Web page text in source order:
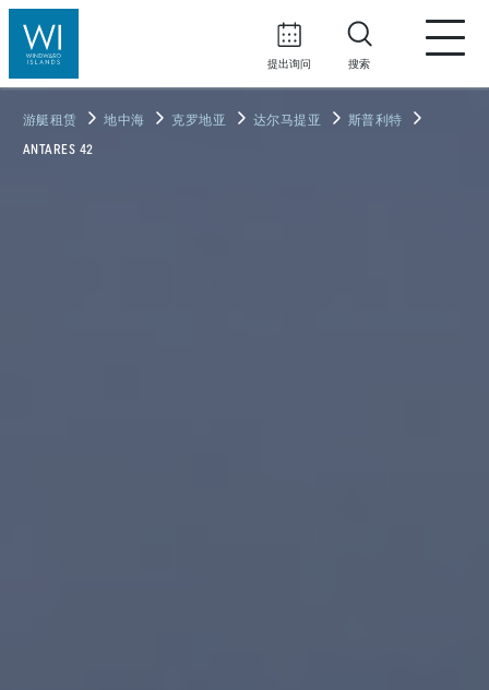
提出询问 搜索
游艇租赁 地中海 克罗地亚 达尔马提亚 斯普利特
ANTARES 42